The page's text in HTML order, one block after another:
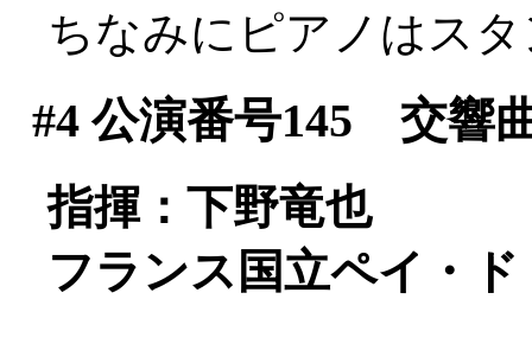
ちなみにピアノはス
#4公演番号145 交響
指揮：下野竜也
フランス国立ペイ・